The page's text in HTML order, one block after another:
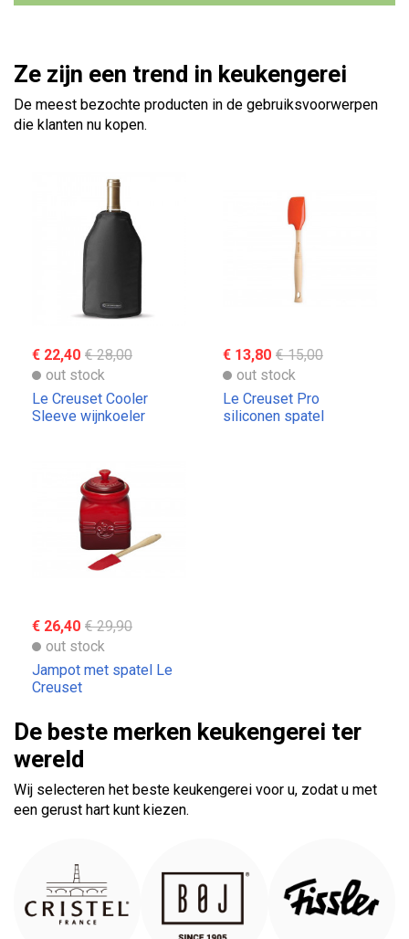
Ze zijn een trend in keukengerei
De meest bezochte producten in de gebruiksvoorwerpen
die klanten nu kopen.
€ 22,40 € 28,00
out stock
Le Creuset Cooler
Sleeve wijnkoeler
€ 13,80 € 15,00
out stock
Le Creuset Pro
siliconen spatel
€ 26,40 € 29,90
out stock
Jampot met spatel Le
Creuset
De beste merken keukengerei ter
wereld
Wij selecteren het beste keukengerei voor u, zodat u met
een gerust hart kunt kiezen.